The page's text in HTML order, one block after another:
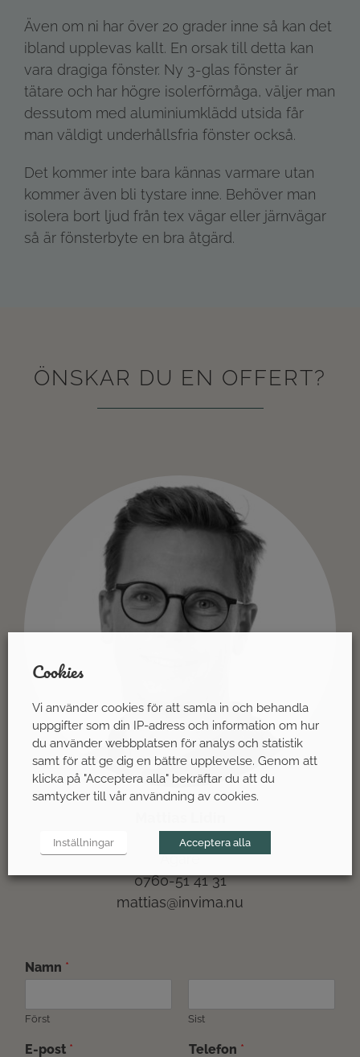
Även om ni har över 20 grader inne så kan det
ibland upplevas kallt. En orsak till detta kan
vara dragiga fönster. Ny 3-glas fönster är
tätare och har högre isolerförmåga, väljer man
dessutom med aluminiumklädd utsida får
man väldigt underhållsfria fönster också.
Det kommer inte bara kännas varmare utan
kommer även bli tystare inne. Behöver man
isolera bort ljud från tex vägar eller järnvägar
så är fönsterbyte en bra åtgärd.
ÖNSKAR DU EN OFFERT?
Ägare
0760-51 41 31
mattias@invima.nu
Namn *
Först Sist
E-post * Telefon *
Cookies
Vi använder cookies för att samla in och behandla
uppgifter som din IP-adress och information om hur
du använder webbplatsen för analys och statistik
samt för att ge dig en bättre upplevelse. Genom att
klicka på "Acceptera alla" bekräftar du att du
samtycker till vår användning av cookies.
Inställningar Acceptera alla